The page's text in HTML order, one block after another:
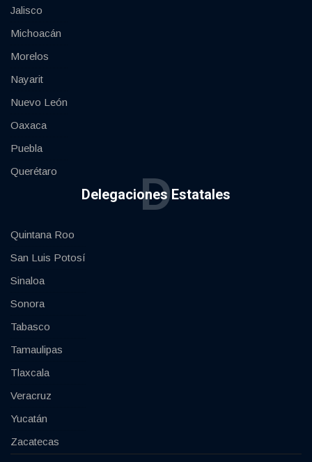
Jalisco
Michoacán
Morelos
Nayarit
Nuevo León
Oaxaca
Puebla
Querétaro
Delegaciones Estatales
D
Quintana Roo
San Luis Potosí
Sinaloa
Sonora
Tabasco
Tamaulipas
Tlaxcala
Veracruz
Yucatán
Zacatecas